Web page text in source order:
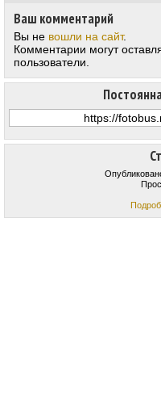
Ваш комментарий
Вы не вошли на сайт.
Комментарии могут
пользователи.